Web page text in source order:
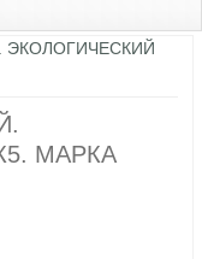
ЭКОЛОГИЧЕСКИЙ
МАРКА